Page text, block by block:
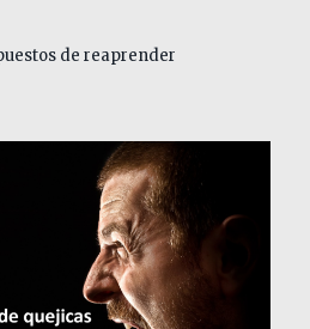
de reaprender